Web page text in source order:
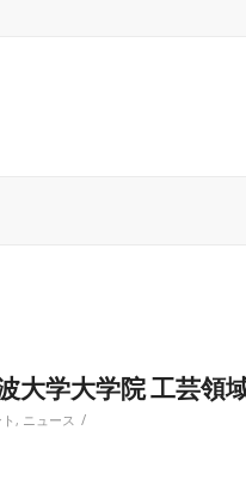
大学大学院 工芸領
, ニュース /